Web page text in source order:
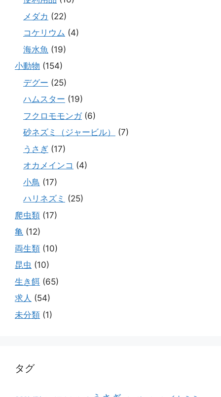
メダカ (22)
コケリウム (4)
海水魚 (19)
小動物 (154)
デグー (25)
ハムスター (19)
フクロモモンガ(6)
砂ネズミ（ジャービル）
(7)
うさぎ (17)
オカメインコ (4)
小鳥 (17)
ハリネズミ (25)
爬虫類 (17)
亀 (12)
両生類 (10)
昆虫 (10)
生き餌 (65)
求人 (54)
未分類 (1)
タグ